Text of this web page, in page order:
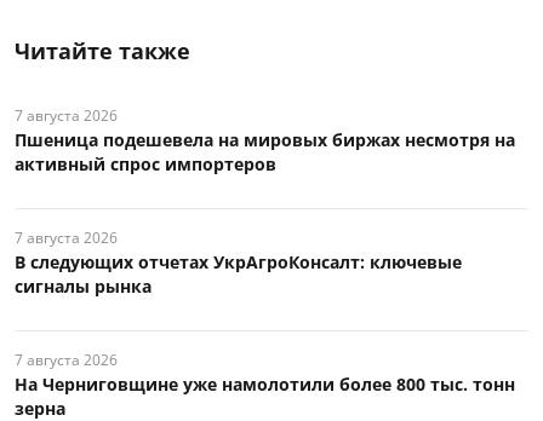
Читайте также
7 августа 2026
Пшеница подешевела на мировых биржах несмотря на
активный спрос импортеров
7 августа 2026
В следующих отчетах УкрАгроКонсалт: ключевые
сигналы рынка
7 августа 2026
На Черниговщине уже намолотили более 800 тыс. тонн
зерна